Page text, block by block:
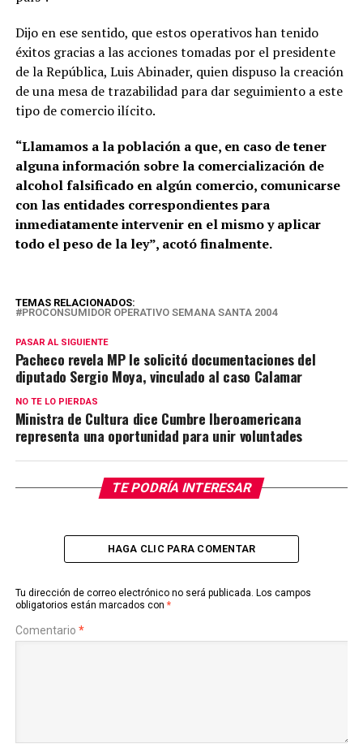
Dijo en ese sentido, que estos operativos han tenido
éxitos gracias a las acciones tomadas por el presidente
de la República, Luis Abinader, quien dispuso la creación
de una mesa de trazabilidad para dar seguimiento a este
tipo de comercio ilícito.
“Llamamos a la población a que, en caso de tener
alguna información sobre la comercialización de
alcohol falsificado en algún comercio, comunicarse
con las entidades correspondientes para
inmediatamente intervenir en el mismo y aplicar
todo el peso de la ley”, acotó finalmente.
TEMAS RELACIONADOS:
PROCONSUMIDOR OPERATIVO SEMANA SANTA 2004
PASAR AL SIGUIENTE
Pacheco revela MP le solicitó documentaciones del
diputado Sergio Moya, vinculado al caso Calamar
NO TE LO PIERDAS
Ministra de Cultura dice Cumbre Iberoamericana
representa una oportunidad para unir voluntades
TE PODRÍA INTERESAR
HAGA CLIC PARA COMENTAR
Tu dirección de correo electrónico no será publicada. Los campos
obligatorios están marcados con *
Comentario *